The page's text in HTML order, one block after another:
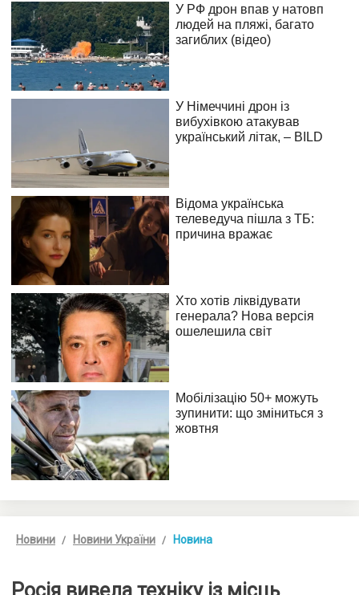
Новини Новини України Новина
Росія вивела техніку із місць